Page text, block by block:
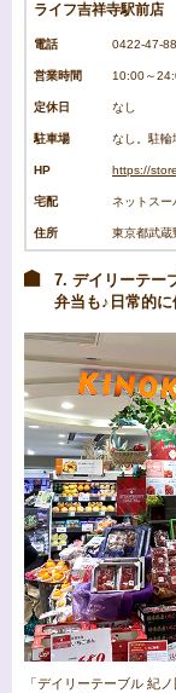
ライフ吉祥寺駅前店
電話 0422-47-
営業時間 10:00～
定休日 なし
駐車場 なし。駐輪
HP https://
宅配 ネットスー
住所 東京都武
7. デイリーテー
弁当も♪日常的
「デイリーテーブル 紀